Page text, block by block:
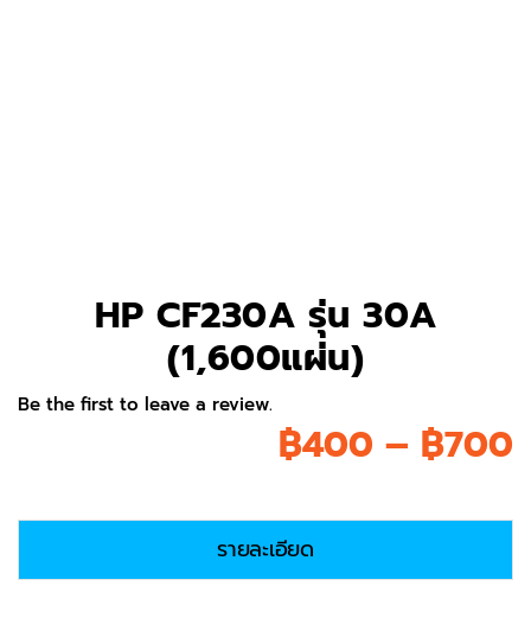
HP CF230A รุ่น 30A
(1,600แผ่น)
Be the first to leave a review.
฿400 – ฿700
รายละเอียด